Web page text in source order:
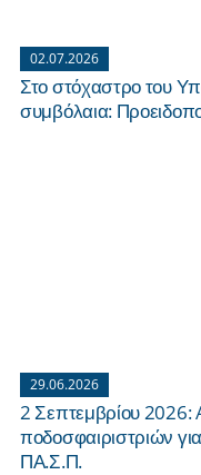
02.07.2026
Στο στόχαστρο του
συμβόλαια:
29.06.2026
2 Σεπτεμβρίου 2026:
ποδοσφαιριστριών
ΠΑ.Σ.Π.